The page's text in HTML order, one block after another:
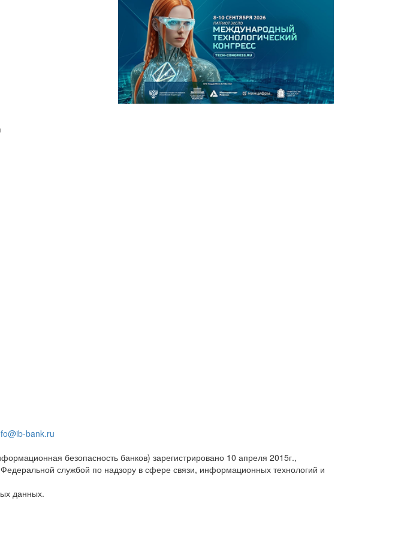
bank.ru
безопасность банков) зарегистрировано 10 апреля 2015г.,
службой по надзору в сфере связи, информационных технологий и
данных.